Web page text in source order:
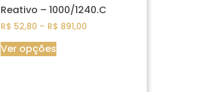
Reativo – 1000/1240.C
R$ 52,80 – R$ 891,00
Ver opções